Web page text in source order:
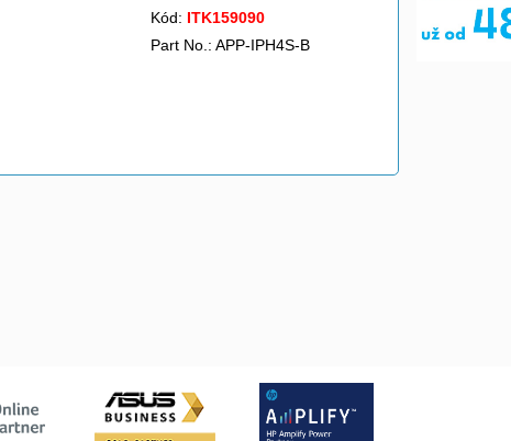
Kód: ITK159090
Part No.: APP-IPH4S-B